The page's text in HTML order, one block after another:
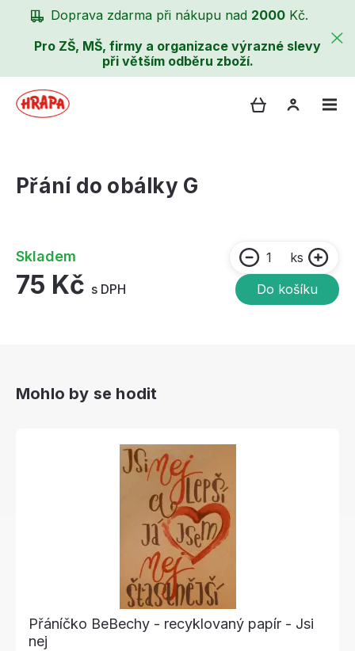
Doprava zdarma při nákupu nad 2000 Kč.
Pro ZŠ, MŠ, firmy a organizace výrazné slevy
při větším odběru zboží.
Přání do obálky G
Skladem
75 Kč s DPH
ks
Do košíku
Mohlo by se hodit
Přáníčko BeBechy - recyklovaný papír - Jsi
nej